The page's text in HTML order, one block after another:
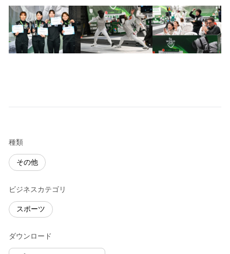
種類
その他
ビジネスカテゴリ
スポーツ
ダウンロード